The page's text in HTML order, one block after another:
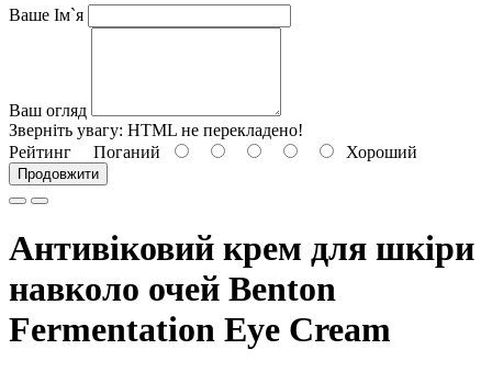
Ваше Ім`я
Ваш огляд
Зверніть увагу: HTML не перекладено!
Рейтинг Поганий Хороший
Продовжити
Антивіковий крем для шкіри
навколо очей Benton
Fermentation Eye Cream